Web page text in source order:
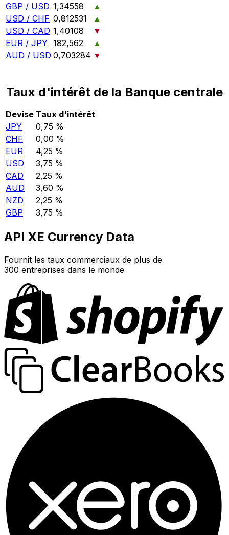
GBP / USD 1,34558
▲
USD / CHF 0,812531
▲
USD / CAD 1,40108
▼
EUR / JPY 182,562
▲
AUD / USD 0,703284 ▼
Taux d'intérêt de la Banque centrale
Devise Taux d'intérêt
JPY
0,75 %
CHF
0,00 %
EUR
4,25 %
USD
3,75 %
CAD
2,25 %
AUD
3,60 %
NZD
2,25 %
GBP
3,75 %
API XE Currency Data
Fournit les taux commerciaux de plus de
300 entreprises dans le monde